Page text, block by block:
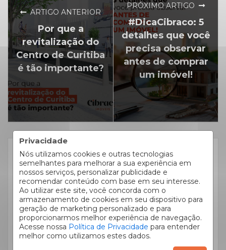
Privacidade
Nós utilizamos cookies e outras tecnologias
semelhantes para melhorar a sua experiência em
nossos serviços, personalizar publicidade e
recomendar conteúdo com base em seu interesse.
Ao utilizar este site, você concorda com o
armazenamento de cookies em seu dispositivo para
geração de marketing personalizado e para
proporcionarmos melhor experiência de navegação.
Acesse nossa Política de Privacidade para entender
melhor como utilizamos estes dados.
ARTIGO ANTERIOR
Por que a
revitalização do
Centro de Curitiba
é tão importante?
PRÓXIMO ARTIGO
#DicaCibraco: 5
detalhes que você
precisa observar
antes de comprar
um imóvel!
CATEGORIAS
Alugar Imóveis
Comprar Imóveis
Curiosidades 11
Dicas de Decoração 26
Mercado Imobiliário